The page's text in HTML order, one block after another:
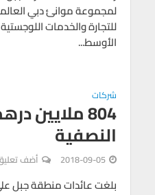
لمجموعة موانئ دبي
للتجارة والخدمات
الأوسط...
شركات
804 ملايين
النصفية
2018-09-05 أضف